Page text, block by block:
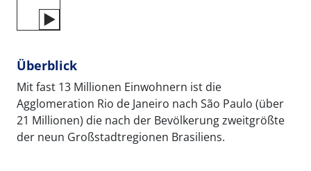
Überblick
Mit fast 13 Millionen Einwohnern ist die
Agglomeration Rio de Janeiro nach São Paulo (über
21 Millionen) die nach der Bevölkerung zweitgrößte
der neun Großstadtregionen Brasiliens.